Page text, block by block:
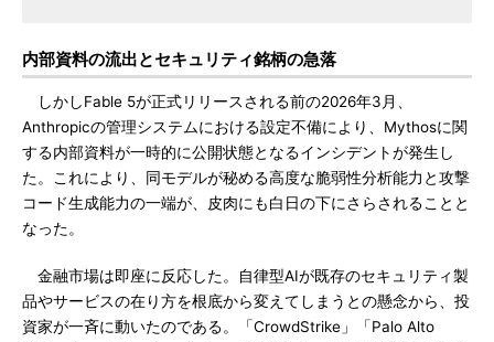
内部資料の流出とセキュリティ銘柄の急落
しかしFable 5が正式リリースされる前の2026年3月、
Anthropicの管理システムにおける設定不備により、Mythosに関
する内部資料が一時的に公開状態となるインシデントが発生し
た。これにより、同モデルが秘める高度な脆弱性分析能力と攻撃
コード生成能力の一端が、皮肉にも白日の下にさらされることと
なった。
金融市場は即座に反応した。自律型AIが既存のセキュリティ製
品やサービスの在り方を根底から変えてしまうとの懸念から、投
資家が一斉に動いたのである。「CrowdStrike」「Palo Alto